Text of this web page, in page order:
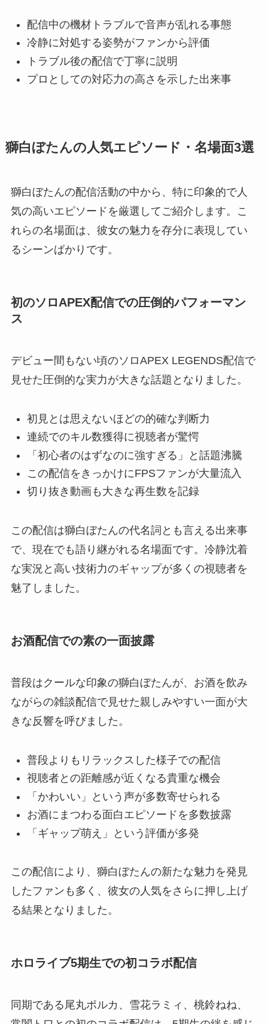
配信中の機材トラブルで音声が乱れる事態
冷静に対処する姿勢がファンから評価
トラブル後の配信で丁寧に説明
プロとしての対応力の高さを示した出来事
獅白ぼたんの人気エピソード・名場面3選
獅白ぼたんの配信活動の中から、特に印象的で人
気の高いエピソードを厳選してご紹介します。こ
れらの名場面は、彼女の魅力を存分に表現してい
るシーンばかりです。
初のソロAPEX配信での圧倒的パフォーマン
ス
デビュー間もない頃のソロAPEX LEGENDS配信で
見せた圧倒的な実力が大きな話題となりました。
初見とは思えないほどの的確な判断力
連続でのキル数獲得に視聴者が驚愕
「初心者のはずなのに強すぎる」と話題沸騰
この配信をきっかけにFPSファンが大量流入
切り抜き動画も大きな再生数を記録
この配信は獅白ぼたんの代名詞とも言える出来事
で、現在でも語り継がれる名場面です。冷静沈着
な実況と高い技術力のギャップが多くの視聴者を
魅了しました。
お酒配信での素の一面披露
普段はクールな印象の獅白ぼたんが、お酒を飲み
ながらの雑談配信で見せた親しみやすい一面が大
きな反響を呼びました。
普段よりもリラックスした様子での配信
視聴者との距離感が近くなる貴重な機会
「かわいい」という声が多数寄せられる
お酒にまつわる面白エピソードを多数披露
「ギャップ萌え」という評価が多発
この配信により、獅白ぼたんの新たな魅力を発見
したファンも多く、彼女の人気をさらに押し上げ
る結果となりました。
ホロライブ5期生での初コラボ配信
同期である尾丸ポルカ、雪花ラミィ、桃鈴ねね、